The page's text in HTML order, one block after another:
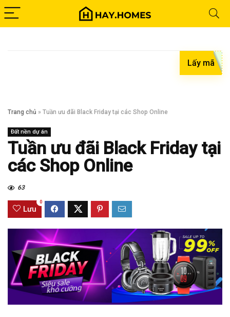
Lấy mã
Trang chủ » Tuần ưu đãi Black Friday tại các Shop Online
Đất nền dự án
Tuần ưu đãi Black Friday tại
các Shop Online
63
Lưu
0